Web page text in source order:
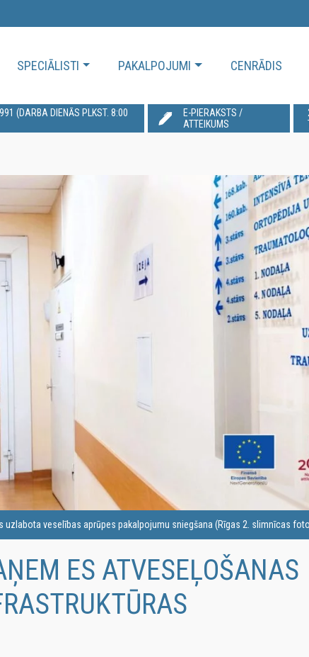
SPECIĀLISTI PAKALPOJUMI CENRĀDIS
(DARBA DIENĀS PLKST. 8:00
E-PIERAKSTS /
ATTEIKUMS
veselības aprūpes pakalpojumu sniegšana (Rīgas 2. slimnīcas
ES ATVESEĻOŠANAS